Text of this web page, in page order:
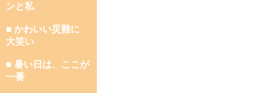
ンと私
■ かわいい災難に
大笑い
■ 暑い日は、ここが
一番